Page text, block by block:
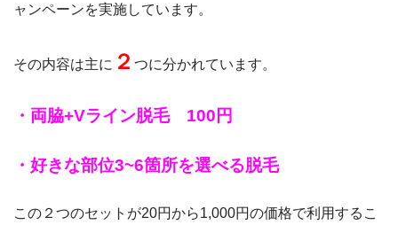
ャンペーンを実施しています。
その内容は主に ２ つに分かれています。
・両脇+Vライン脱毛 100円
・好きな部位3~6箇所を選べる脱毛
この２つのセットが20円から1,000円の価格で利用するこ